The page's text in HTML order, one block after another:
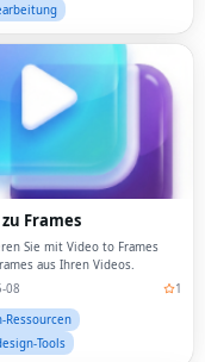
Frames
Sie mit Video to Frames
aus Ihren Videos.
08
1
Ressourcen
Tools